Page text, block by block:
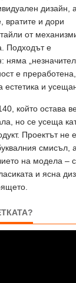
дизайн, а
вратите и дори
от
Подходът е
няма
е
естетика и
който остава
но се усеща
Проектът не е
смисъл,
на модела – с
и ясна